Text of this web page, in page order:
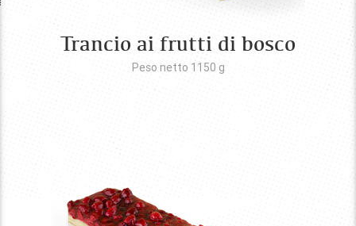
Trancio ai frutti di bosco
Peso netto 1150 g